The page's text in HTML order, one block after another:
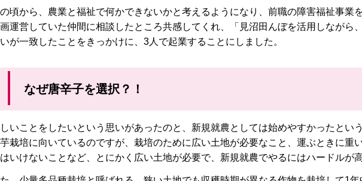
頃から、農業と福祉で何かできないかと考えるようになり、前職の障害福祉事業
運営していた仲間に相談したところ共感してくれ、「見沼田んぼを活用しながら
が一致したことをきっかけに、3人で起業することにしました。
なぜ唐辛子を選択？！
いことをしたいという思いがあったのと、新規就農としては始めやすかったとい
栽培に向いているのですが、栽培のために広い土地が必要なこと、運ぶときに重
いけないことなど、とにかく広い土地が必要で、新規就農でやるにはハードルが